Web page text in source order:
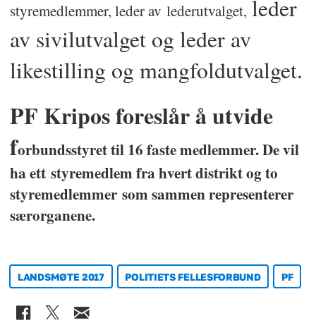
styremedlemmer, leder av lederutvalget, leder
av sivilutvalget og leder av
likestilling og mangfoldutvalget.
PF Kripos foreslår å utvide
forbundsstyret til 16 faste medlemmer. De vil
ha ett styremedlem fra hvert distrikt og to
styremedlemmer som sammen representerer
særorganene.
LANDSMØTE 2017 POLITIETS FELLESFORBUND PF